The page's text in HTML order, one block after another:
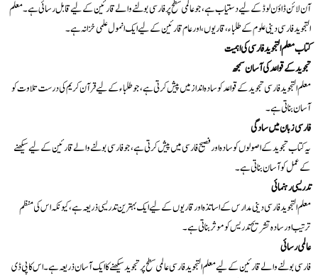
آن لائن ڈاؤن لوڈ کے لیے دستیاب ہے، جو عالمی سطح پر فارسی بولنے والے قارئین کے لیے قابل رسائی ہے۔ معلم
التجوید فارسی دینی علوم کے طلباء، قاریوں، اور عام قارئین کے لیے ایک انمول علمی خزانہ ہے۔
کتاب معلم التجوید فارسی کی اہمیت
تجوید کے قواعد کی آسان سمجھ
معلم التجوید فارسی تجوید کے قواعد کو سادہ انداز میں پیش کرتی ہے، جو طلباء کے لیے قرآن کریم کی درست تلاوت کو
آسان بناتی ہے۔
فارسی زبان میں سادگی
یہ کتاب تجوید کے اصولوں کو سادہ اور فصیح فارسی میں پیش کرتی ہے، جو فارسی بولنے والے قارئین کے لیے سیکھنے
کے عمل کو آسان بناتی ہے۔
تدریسی رہنمائی
معلم التجوید فارسی دینی مدارس کے اساتذہ اور قاریوں کے لیے ایک بہترین تدریسی ذریعہ ہے، کیونکہ اس کی منظم
ترتیب اور سادہ تشریح تدریس کو موثر بناتی ہے۔
عالمی رسائی
فارسی بولنے والے قارئین کے لیے معلم التجوید فارسی عالمی سطح پر تجوید سیکھنے کا ایک آسان ذریعہ ہے۔ اس کا پی ڈی